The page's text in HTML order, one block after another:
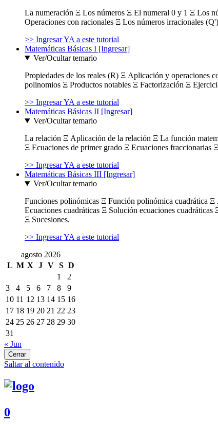
La numeración Ξ Los números Ξ El numeral 0 y 1 Ξ Los
Operaciones con racionales Ξ Los números irracionales
>> Ingresar YA a este tutorial
Matemáticas Básicas I [Ingresar]
Ver/Ocultar temario
Propiedades de los reales (R) Ξ Aplicación y operaciones
polinomios Ξ Productos notables Ξ Factorización Ξ
>> Ingresar YA a este tutorial
Matemáticas Básicas II [Ingresar]
Ver/Ocultar temario
La relación Ξ Aplicación de la relación Ξ La función
Ξ Ecuaciones de primer grado Ξ Ecuaciones
>> Ingresar YA a este tutorial
Matemáticas Básicas III [Ingresar]
Ver/Ocultar temario
Funciones polinómicas Ξ Función polinómica cuadrática
Ecuaciones cuadráticas Ξ Solución ecuaciones
Ξ Sucesiones.
>> Ingresar YA a este tutorial
agosto 2026
L M X J V S D
1
2
3
4 5 6 7 8
9
10 11 12 13 14 15 16
17 18 19 20 21 22 23
24 25 26 27 28 29 30
31
« Jun
Cerrar
Saltar al contenido
0